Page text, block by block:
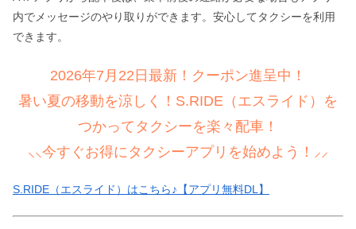
内でメッセージのやり取りができます。安心してタクシーを利用
できます。
2026年7月22日最新！クーポン進呈中！
暑い夏の移動を涼しく！S.RIDE（エスライド）を
つかってタクシーを楽々配車！
⸜⸜今すぐお得にタクシーアプリを始めよう！⸝⸝
S.RIDE（エスライド）はこちら♪【アプリ無料DL】